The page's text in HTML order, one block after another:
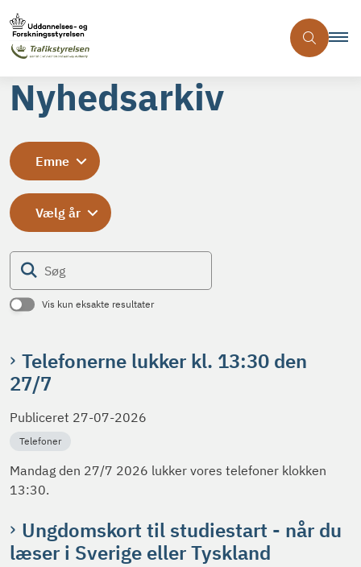
Nyhedsarkiv
Søg
Vis kun eksakte resultater
Emne
Vælg år
Telefonerne lukker kl. 13:30 den
27/7
Publiceret 27-07-2026
Telefoner
Mandag den 27/7 2026 lukker vores telefoner klokken
13:30.
Ungdomskort til studiestart - når du
læser i Sverige eller Tyskland